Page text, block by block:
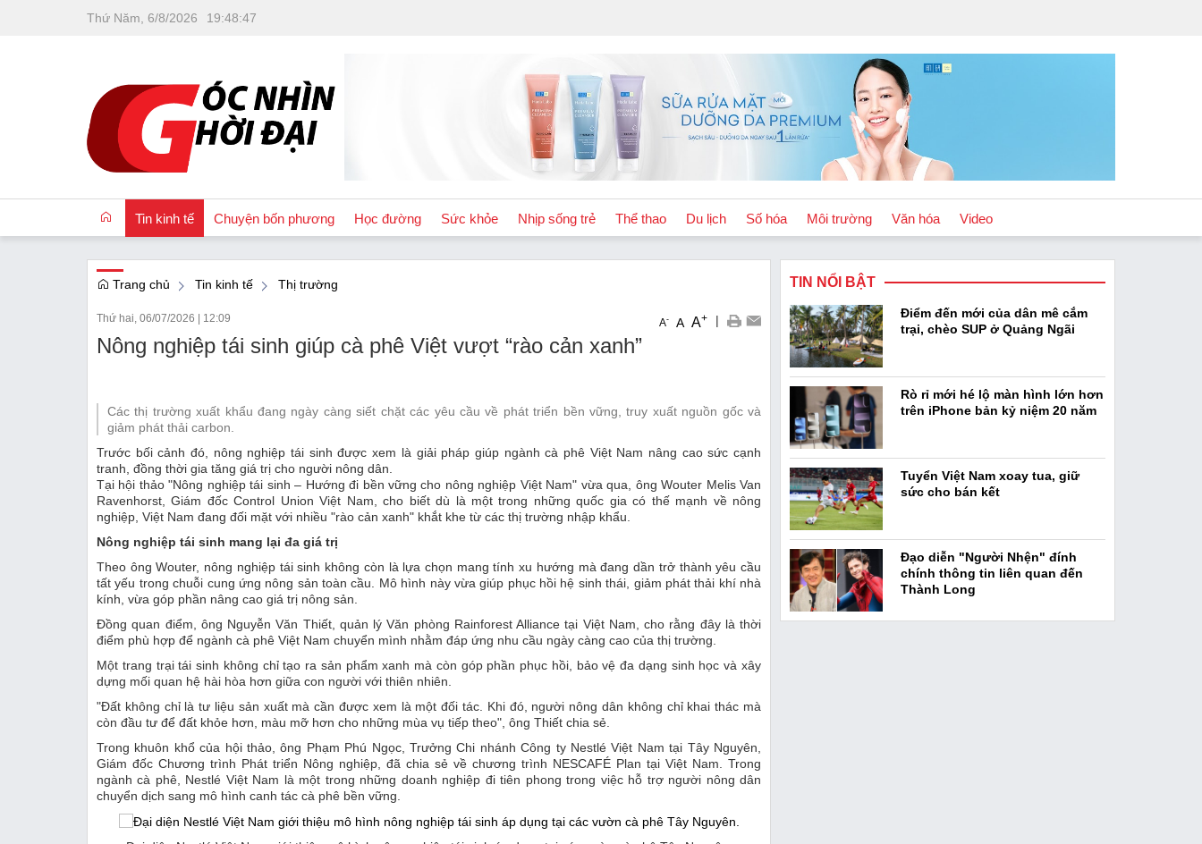
Thứ Năm, 6/8/2026 19:48:47
Tin kinh tế
Quốc tế
Tài chính
Thị trường
Emagazine
Chuyện bốn phương Học đường Sức khỏe Nhịp sống trẻ Thể thao Du lịch Số hóa Môi trường Văn hóa
Podcast
Video
Trang chủ Tin kinh tế Thị trường
Thứ hai, 06/07/2026 | 12:09 A- A A+ |
Nông nghiệp tái sinh giúp cà phê Việt vượt “rào cản xanh”
Các thị trường xuất khẩu đang ngày càng siết chặt các yêu cầu về phát triển bền vững, truy xuất nguồn gốc và
giảm phát thải carbon.
Trước bối cảnh đó, nông nghiệp tái sinh được xem là giải pháp giúp ngành cà phê Việt Nam nâng cao sức cạnh
tranh, đồng thời gia tăng giá trị cho người nông dân.
Tại hội thảo "Nông nghiệp tái sinh – Hướng đi bền vững cho nông nghiệp Việt Nam" vừa qua, ông Wouter Melis Van
Ravenhorst, Giám đốc Control Union Việt Nam, cho biết dù là một trong những quốc gia có thế mạnh về nông
nghiệp, Việt Nam đang đối mặt với nhiều "rào cản xanh" khắt khe từ các thị trường nhập khẩu.
Nông nghiệp tái sinh mang lại đa giá trị
Theo ông Wouter, nông nghiệp tái sinh không còn là lựa chọn mang tính xu hướng mà đang dần trở thành yêu cầu
tất yếu trong chuỗi cung ứng nông sản toàn cầu. Mô hình này vừa giúp phục hồi hệ sinh thái, giảm phát thải khí nhà
kính, vừa góp phần nâng cao giá trị nông sản.
Đồng quan điểm, ông Nguyễn Văn Thiết, quản lý Văn phòng Rainforest Alliance tại Việt Nam, cho rằng đây là thời
điểm phù hợp để ngành cà phê Việt Nam chuyển mình nhằm đáp ứng nhu cầu ngày càng cao của thị trường.
Một trang trại tái sinh không chỉ tạo ra sản phẩm xanh mà còn góp phần phục hồi, bảo vệ đa dạng sinh học và xây
dựng mối quan hệ hài hòa hơn giữa con người với thiên nhiên.
"Đất không chỉ là tư liệu sản xuất mà cần được xem là một đối tác. Khi đó, người nông dân không chỉ khai thác mà
còn đầu tư để đất khỏe hơn, màu mỡ hơn cho những mùa vụ tiếp theo", ông Thiết chia sẻ.
Trong khuôn khổ của hội thảo, ông Phạm Phú Ngọc, Trưởng Chi nhánh Công ty Nestlé Việt Nam tại Tây Nguyên,
Giám đốc Chương trình Phát triển Nông nghiệp, đã chia sẻ về chương trình NESCAFÉ Plan tại Việt Nam. Trong
ngành cà phê, Nestlé Việt Nam là một trong những doanh nghiệp đi tiên phong trong việc hỗ trợ người nông dân
chuyển dịch sang mô hình canh tác cà phê bền vững.
TIN NỔI BẬT
Điểm đến mới của dân mê cắm
trại, chèo SUP ở Quảng Ngãi
Rò rỉ mới hé lộ màn hình lớn hơn
trên iPhone bản kỷ niệm 20 năm
Tuyển Việt Nam xoay tua, giữ
sức cho bán kết
Đạo diễn "Người Nhện" đính
chính thông tin liên quan đến
Thành Long